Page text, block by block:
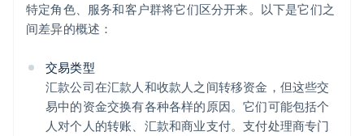
特定角色、服务和客户群将它们区分开来。以下是它们之
间差异的概述：
交易类型
汇款公司在汇款人和收款人之间转移资金，但这些交
易中的资金交换有各种各样的原因。它们可能包括个
人对个人的转账、汇款和商业支付。支付处理商专门